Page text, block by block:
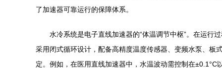
了加速器可靠运行的保障体系。
水冷系统是电子直线加速器的“体温调节中枢”。在运行
采用闭式循环设计，配备高精度温度传感器、变频水泵、板
定。例如，在医用直线加速器中，水温波动需控制在